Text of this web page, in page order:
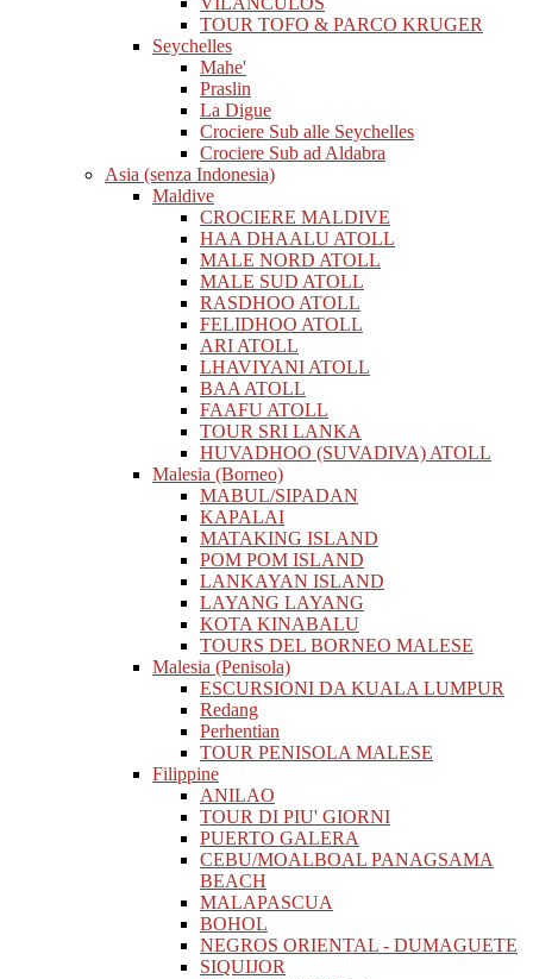
TOUR TOFO & PARCO KRUGER
Seychelles
Mahe'
Praslin
La Digue
Crociere Sub alle Seychelles
Crociere Sub ad Aldabra
Asia (senza Indonesia)
Maldive
CROCIERE MALDIVE
HAA DHAALU ATOLL
MALE NORD ATOLL
MALE SUD ATOLL
RASDHOO ATOLL
FELIDHOO ATOLL
ARI ATOLL
LHAVIYANI ATOLL
BAA ATOLL
FAAFU ATOLL
TOUR SRI LANKA
HUVADHOO (SUVADIVA) ATOLL
Malesia (Borneo)
MABUL/SIPADAN
KAPALAI
MATAKING ISLAND
POM POM ISLAND
LANKAYAN ISLAND
LAYANG LAYANG
KOTA KINABALU
TOURS DEL BORNEO MALESE
Malesia (Penisola)
ESCURSIONI DA KUALA LUMPUR
Redang
Perhentian
TOUR PENISOLA MALESE
Filippine
ANILAO
TOUR DI PIU' GIORNI
PUERTO GALERA
CEBU/MOALBOAL PANAGSAMA
BEACH
MALAPASCUA
BOHOL
NEGROS ORIENTAL - DUMAGUETE
SIQUIJOR